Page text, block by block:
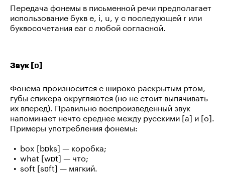
Передача фонемы в письменной речи предполагает
использование букв e, i, u, y с последующей r или
буквосочетания ear c любой согласной.
Звук [ɒ]
Фонема произносится с широко раскрытым ртом,
губы спикера округляются (но не стоит выпячивать
их вперед). Правильно воспроизведенный звук
напоминает нечто среднее между русскими [а] и [о].
Примеры употребления фонемы:
box [bɒks] — коробка;
what [wɒt] — что;
soft [sɒft] — мягкий.